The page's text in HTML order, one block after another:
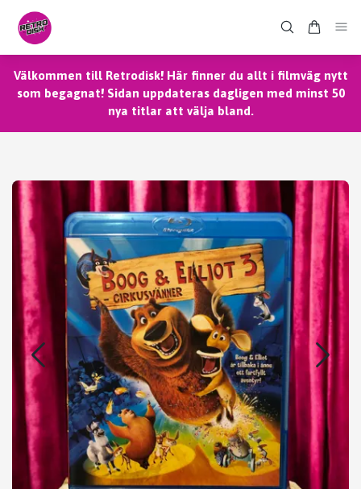
Välkommen till Retrodisk! Här finner du allt i filmväg nytt
som begagnat! Sidan uppdateras dagligen med minst 50
nya titlar att välja bland.